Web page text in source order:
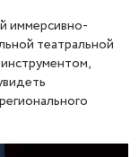
иммерсивно-
театральной